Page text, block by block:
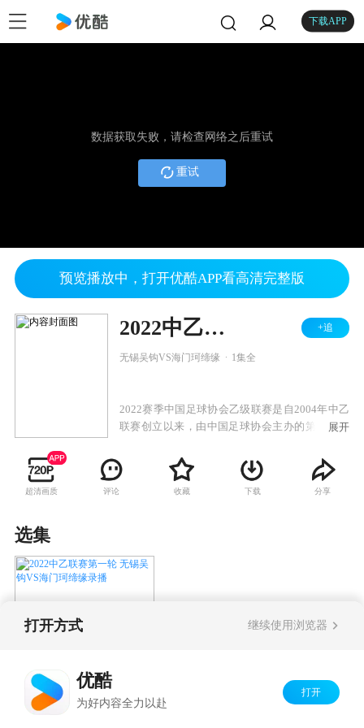
下载APP
数据获取失败，请检查网络之后重试
重试
预览播放中，打开优酷APP看高清完整版
2022中乙联赛 第1轮 无锡吴钩VS海门珂缔缘 +追
无锡吴钩VS海门珂缔缘 1集全
2022赛季中国足球协会乙级联赛是自2004年中乙
联赛创立以来，由中国足球协会主办的第19届中
业化以来的第29届中国足球第三级别职业联赛。
展开
超清画质 评论 收藏 下载 分享
选集
京ICP备06050721号-1
打开方式 继续使用浏览器
优酷
为好内容全力以赴
打开